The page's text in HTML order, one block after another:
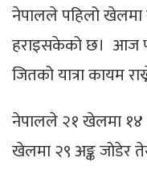
नेपालले पहिलो
हराइसकेको छ। आज
जितको यात्रा कायम
नेपालले २१ खेलमा १४
खेलमा २९ अङ्क जोडेर